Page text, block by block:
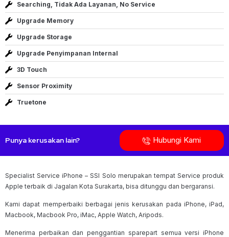
Searching, Tidak Ada Layanan, No Service
Upgrade Memory
Upgrade Storage
Upgrade Penyimpanan Internal
3D Touch
Sensor Proximity
Truetone
Punya kerusakan lain? Hubungi Kami
Specialist Service iPhone – SSI Solo merupakan tempat Service produk
Apple terbaik di Jagalan Kota Surakarta, bisa ditunggu dan bergaransi.
Kami dapat memperbaiki berbagai jenis kerusakan pada iPhone, iPad,
Macbook, Macbook Pro, iMac, Apple Watch, Aripods.
Menerima perbaikan dan penggantian sparepart semua versi iPhone